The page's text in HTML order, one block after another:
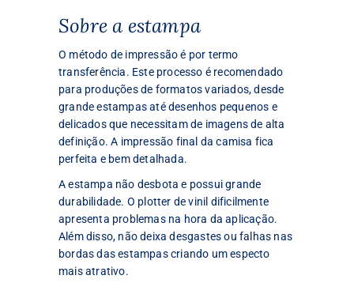
Sobre a estampa
O método de impressão é por termo
transferência. Este processo é recomendado
para produções de formatos variados, desde
grande estampas até desenhos pequenos e
delicados que necessitam de imagens de alta
definição. A impressão final da camisa fica
perfeita e bem detalhada.
A estampa não desbota e possui grande
durabilidade. O plotter de vinil dificilmente
apresenta problemas na hora da aplicação.
Além disso, não deixa desgastes ou falhas nas
bordas das estampas criando um especto
mais atrativo.